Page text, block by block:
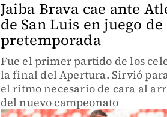
Jaiba Brava cae ante
de San Luis en juego de
pretemporada
Fue el primer partido de los
la final del Apertura. Sirvió
el ritmo necesario de cara al
del nuevo campeonato